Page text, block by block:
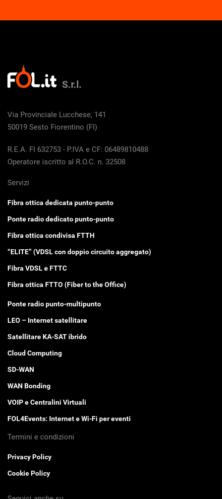
S.r.l.
Via Provinciale Lucchese, 141
50019 Sesto Fiorentino (FI)
R.E.A. FI 632753 - P.IVA e CF: 06489810488
Operatore iscritto al R.O.C. n. 32508
Servizi
Fibra ottica dedicata punto-punto
Ponte radio dedicato punto-punto
Fibra ottica condivisa FTTH
“ELITE” (VDSL con doppio circuito aggregato)
Fibra VDSL e FTTC
Fibra ottica FTTO (Fiber to the Office)
Ponte radio punto-multipunto
LEO – Internet satellitare
Satellitare KA-SAT ibrido
Cloud Computing
SD-WAN
WAN Bonding
VOIP e Centralini Virtuali
FOL4Events: Internet e Wi-Fi per eventi
Termini e condizioni
Privacy Policy
Cookie Policy